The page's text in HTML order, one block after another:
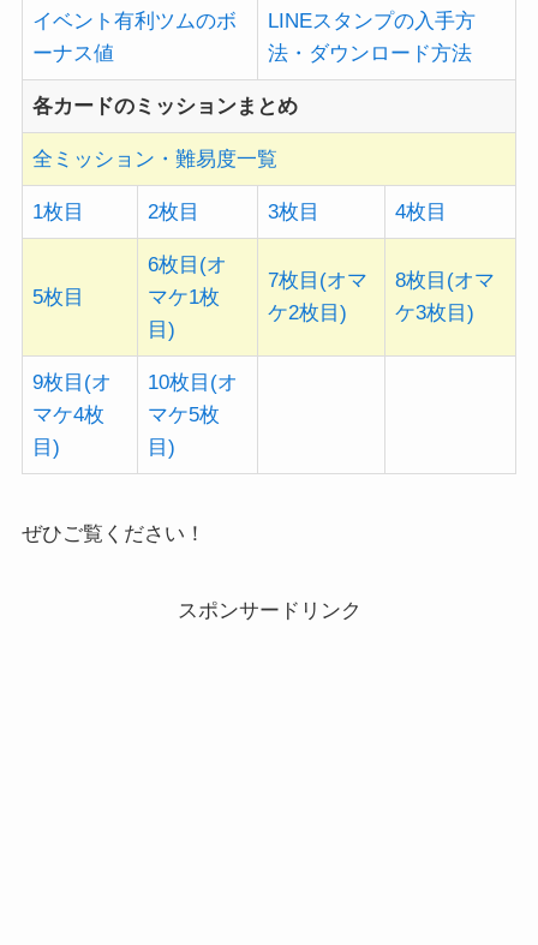
イベント有利ツムのボ
ーナス値
LINEスタンプの入手方
法・ダウンロード方法
各カードのミッションまとめ
全ミッション・難易度一覧
1枚目 2枚目 3枚目 4枚目
5枚目
6枚目(オ
マケ1枚
目)
7枚目(オマ
ケ2枚目)
8枚目(オマ
ケ3枚目)
9枚目(オ
マケ4枚
目)
10枚目(オ
マケ5枚
目)
ぜひご覧ください！
スポンサードリンク